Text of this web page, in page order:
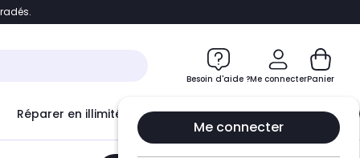
Accéder directement au chatbot
Besoin d'aide ?Me connecter
Me connecter
Panier
Réparer en illimité avec Le Club Infinity